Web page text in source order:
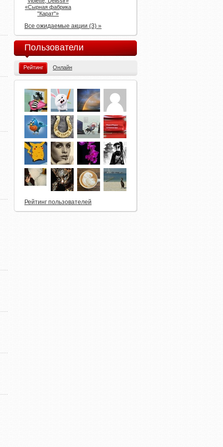
«Сырная фабрика
"Карат"»
Все ожидаемые акции (3) »
Пользователи
Рейтинг Онлайн
Рейтинг пользователей